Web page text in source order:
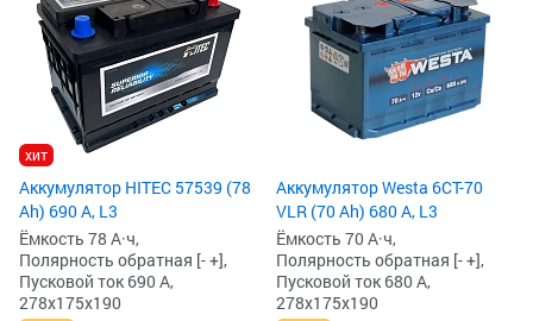
хит
Аккумулятор HITEC 57539 (78
Ah) 690 А, L3
Ёмкость 78 А·ч,
Полярность обратная [- +],
Пусковой ток 690 А,
278x175x190
Аккумулятор Westa 6СТ-70
VLR (70 Ah) 680 А, L3
Ёмкость 70 А·ч,
Полярность обратная [- +],
Пусковой ток 680 А,
278x175x190